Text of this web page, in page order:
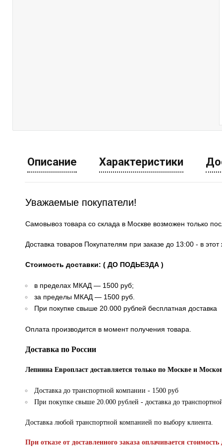
Описание Характеристики
Уважаемые покупатели!
Самовывоз товара со склада в Москве возможен только
Доставка товаров Покупателям при заказе до 13:00 - в
Стоимость доставки: ( ДО ПОДЬЕЗДА )
в пределах МКАД — 1500 руб;
за пределы МКАД — 1500 руб.
При покупке свыше 20.000 рублей бесплатная доставка
Оплата производится в момент получения товара.
Доставка по России
Лепнина Европласт доставляется только по Москве и
Доставка до транспортной компании - 1500 руб
При покупке свыше 20.000 рублей - доставка до
Доставка любой транспортной компанией по выбору клиента.
При отказе от доставленного заказа оплачивается стоимость